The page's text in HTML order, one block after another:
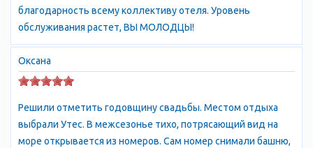
К Вашим услугам огромная площадь ландшафтного парка в 20
растет благородный лавр и ливанский кедр, платан, кипарис,
лавровишня, можжевельник, тис ягодный, миндаль, гранат,
маслиновые деревья, земляничник, секвойя и в любое время
года цветут цветы. В начале мая это ирисы, гибискус,
календула, маргаритки. Парк также органично включает
благодарность всему коллективу отеля. Уровень
обслуживания растет, ВЫ МОЛОДЦЫ!
Оксана
Решили отметить годовщину свадьбы. Местом отдыха
выбрали Утес. В межсезонье тихо, потрясающий вид на
море открывается из номеров. Сам номер снимали башню,